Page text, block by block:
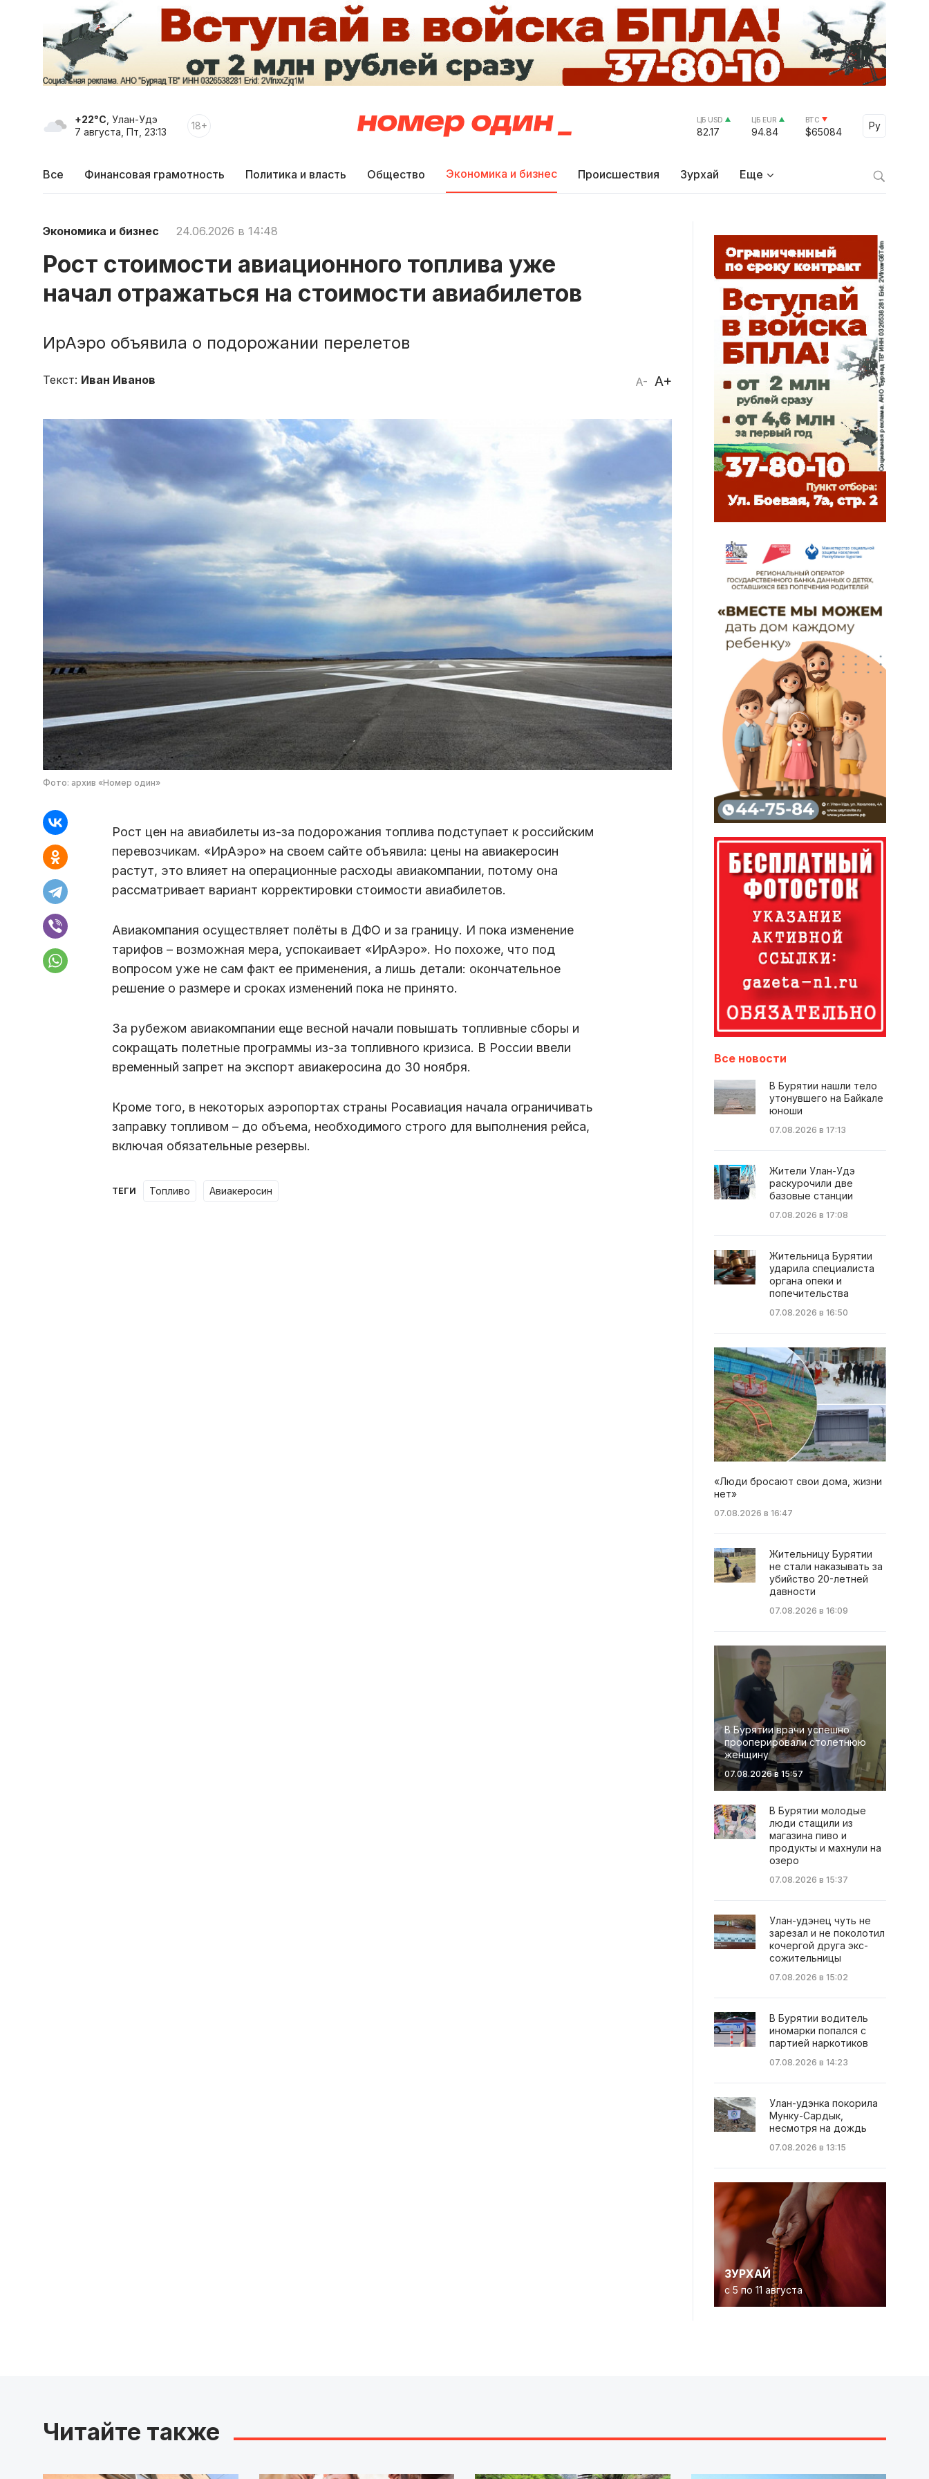
+22°C , Улан-Удэ
7 августа, Пт, 23:13
18+ ЦБ USD
82.17
ЦБ EUR
94.84
BTC
$65084
Ру
Select
Все Финансовая грамотность Политика и власть Общество Экономика и бизнес Происшествия Зурхай Еще
Экономика и бизнес 24.06.2026 в 14:48
Рост стоимости авиационного топлива уже
начал отражаться на стоимости авиабилетов
ИрАэро объявила о подорожании перелетов
A- A+
Текст: Иван Иванов
Фото: архив «Номер один»
Рост цен на авиабилеты из-за подорожания топлива подступает к российским
перевозчикам. «ИрАэро» на своем сайте объявила: цены на авиакеросин
растут, это влияет на операционные расходы авиакомпании, потому она
рассматривает вариант корректировки стоимости авиабилетов.
Авиакомпания осуществляет полёты в ДФО и за границу. И пока изменение
тарифов – возможная мера, успокаивает «ИрАэро». Но похоже, что под
вопросом уже не сам факт ее применения, а лишь детали: окончательное
решение о размере и сроках изменений пока не принято.
За рубежом авиакомпании еще весной начали повышать топливные сборы и
сокращать полетные программы из-за топливного кризиса. В России ввели
временный запрет на экспорт авиакеросина до 30 ноября.
Кроме того, в некоторых аэропортах страны Росавиация начала ограничивать
заправку топливом – до объема, необходимого строго для выполнения рейса,
включая обязательные резервы.
ТЕГИ топливо авиакеросин
Все новости
В Бурятии нашли тело
утонувшего на Байкале
юноши
07.08.2026 в 17:13
Жители Улан-Удэ
раскурочили две
базовые станции
07.08.2026 в 17:08
Жительница Бурятии
ударила специалиста
органа опеки и
попечительства
07.08.2026 в 16:50
«Люди бросают свои дома, жизни
нет»
07.08.2026 в 16:47
Жительницу Бурятии
не стали наказывать за
убийство 20-летней
давности
07.08.2026 в 16:09
В Бурятии врачи успешно
прооперировали столетнюю
женщину
07.08.2026 в 15:57
В Бурятии молодые
люди стащили из
магазина пиво и
продукты и махнули на
озеро
07.08.2026 в 15:37
Улан-удэнец чуть не
зарезал и не поколотил
кочергой друга экс-
сожительницы
07.08.2026 в 15:02
В Бурятии водитель
иномарки попался с
партией наркотиков
07.08.2026 в 14:23
Улан-удэнка покорила
Мунку-Сардык,
несмотря на дождь
07.08.2026 в 13:15
ЗУРХАЙ
с 5 по 11 августа
Читайте также